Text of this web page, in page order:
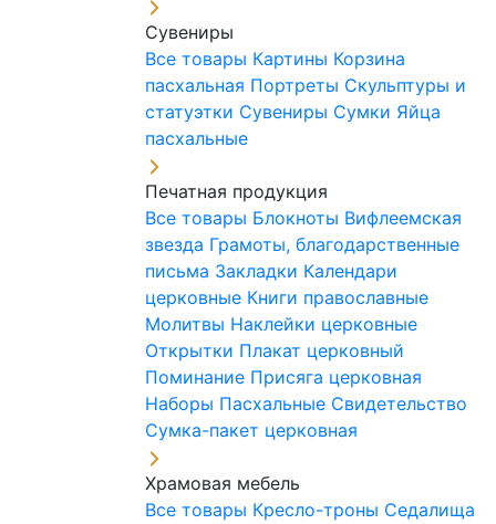
Сувениры
Все товары Картины Корзина
пасхальная Портреты Скульптуры и
статуэтки Сувениры Сумки Яйца
пасхальные
Печатная продукция
Все товары Блокноты Вифлеемская
звезда Грамоты, благодарственные
письма Закладки Календари
церковные Книги православные
Молитвы Наклейки церковные
Открытки Плакат церковный
Поминание Присяга церковная
Наборы Пасхальные Свидетельство
Сумка-пакет церковная
Храмовая мебель
Все товары Кресло-троны Седалища